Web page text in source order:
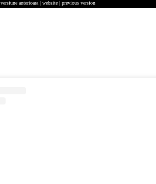
versiune anterioara | website | previous version